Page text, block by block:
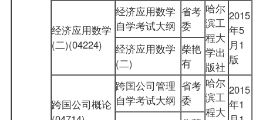
经济应用数学
(二)(04224)
经济应用数学
自学考试大纲
省考
委
哈尔
滨工
程大
学出
版社
2015
年5
月1
版
经济应用数学
(二)
柴艳
有
跨国公司概论
跨国公司管理
自学考试大纲
省考
委
哈尔
滨工
程大
2015
年1